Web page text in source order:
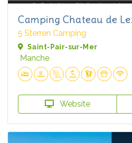
Camping Chateau de
5 Sterren Camping
Saint-Pair-sur-Mer
Manche
Website